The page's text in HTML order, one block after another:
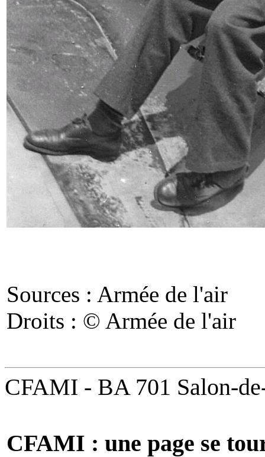
Sources : Armée de l'air
Droits : © Armée de l'air
CFAMI - BA 701 Salon-
CFAMI : une page se